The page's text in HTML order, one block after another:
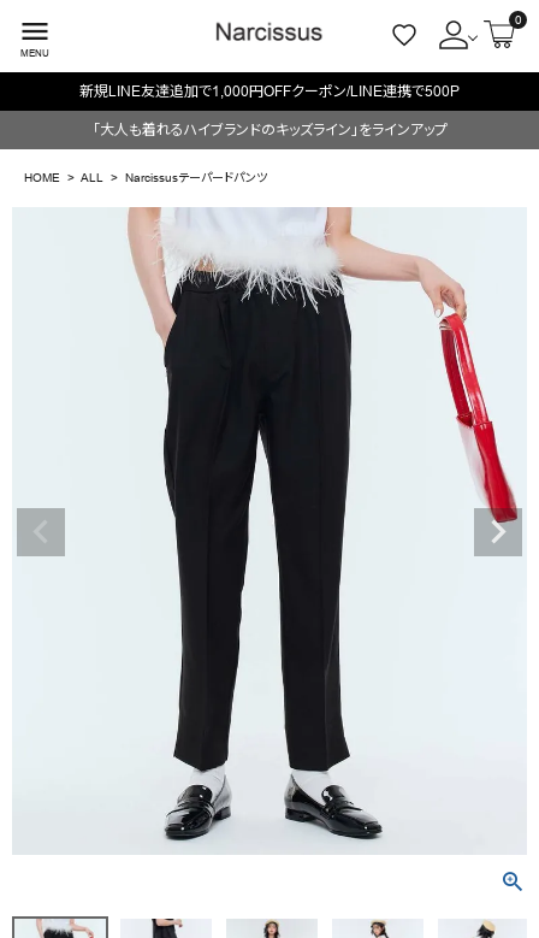
menu
MENU
0
ようこそ ゲスト 様
search
はじめてご利用の方へ
新規LINE友達追加で1,000円OFFクーポン/LINE連携で500P
「大人も着れるハイブランドのキッズライン」をラインアップ
HOME ALL Narcissusテーパードパンツ